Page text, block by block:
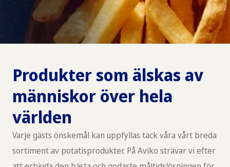
Produkter som älskas av
människor över hela
världen
Varje gästs önskemål kan uppfyllas tack våra vårt breda
sortiment av potatisprodukter. På Aviko strävar vi efter